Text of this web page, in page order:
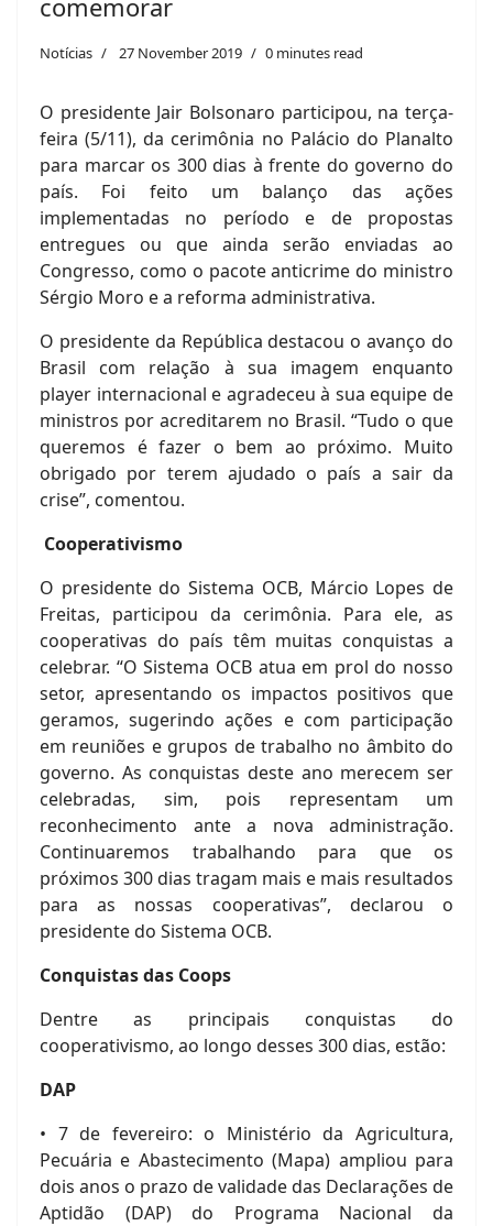
comemorar
Notícias 27 November 2019 0 minutes read
O presidente Jair Bolsonaro participou, na terça-
feira (5/11), da cerimônia no Palácio do Planalto
para marcar os 300 dias à frente do governo do
país. Foi feito um balanço das ações
implementadas no período e de propostas
entregues ou que ainda serão enviadas ao
Congresso, como o pacote anticrime do ministro
Sérgio Moro e a reforma administrativa.
O presidente da República destacou o avanço do
Brasil com relação à sua imagem enquanto
player internacional e agradeceu à sua equipe de
ministros por acreditarem no Brasil. “Tudo o que
queremos é fazer o bem ao próximo. Muito
obrigado por terem ajudado o país a sair da
crise”, comentou.
Cooperativismo
O presidente do Sistema OCB, Márcio Lopes de
Freitas, participou da cerimônia. Para ele, as
cooperativas do país têm muitas conquistas a
celebrar. “O Sistema OCB atua em prol do nosso
setor, apresentando os impactos positivos que
geramos, sugerindo ações e com participação
em reuniões e grupos de trabalho no âmbito do
governo. As conquistas deste ano merecem ser
celebradas, sim, pois representam um
reconhecimento ante a nova administração.
Continuaremos trabalhando para que os
próximos 300 dias tragam mais e mais resultados
para as nossas cooperativas”, declarou o
presidente do Sistema OCB.
Conquistas das Coops
Dentre as principais conquistas do
cooperativismo, ao longo desses 300 dias, estão:
DAP
• 7 de fevereiro: o Ministério da Agricultura,
Pecuária e Abastecimento (Mapa) ampliou para
dois anos o prazo de validade das Declarações de
Aptidão (DAP) do Programa Nacional da